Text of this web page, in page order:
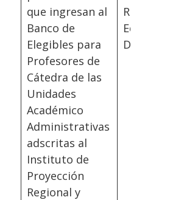
que ingresan al
Banco de
Elegibles para
Profesores de
Cátedra de las
Unidades
Académico
Administrativas
adscritas al
Instituto de
Proyección
Regional y
Regional